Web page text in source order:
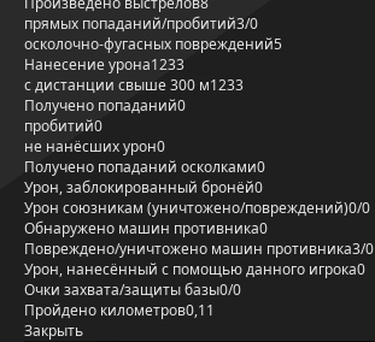
прямых попаданий/пробитий3/0
осколочно-фугасных повреждений5
Нанесение урона1233
с дистанции свыше 300 м1233
Получено попаданий0
пробитий0
не нанёсших урон0
Получено попаданий осколками0
Урон, заблокированный бронёй0
Урон союзникам (уничтожено/повреждений)0/0
Обнаружено машин противника0
Повреждено/уничтожено машин противника3/0
Урон, нанесённый с помощью данного игрока0
Очки захвата/защиты базы0/0
Пройдено километров0,11
Закрыть